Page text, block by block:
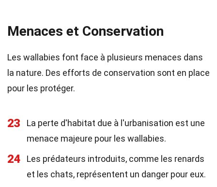
Menaces et Conservation
Les wallabies font face à plusieurs menaces dans
la nature. Des efforts de conservation sont en place
pour les protéger.
23
La perte d'habitat due à l'urbanisation est une
menace majeure pour les wallabies.
24
Les prédateurs introduits, comme les renards
et les chats, représentent un danger pour eux.